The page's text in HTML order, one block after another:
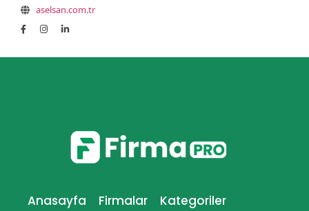
aselsan.com.tr
Anasayfa Firmalar Kategoriler